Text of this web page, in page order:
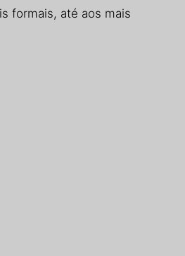
formais, até aos mais